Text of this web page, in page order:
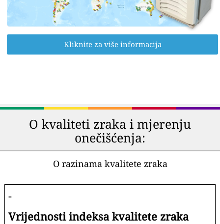
Kliknite za više informacija
O kvaliteti zraka i mjerenju
onečišćenja:
O razinama kvalitete zraka
-
Vrijednosti indeksa kvalitete zraka